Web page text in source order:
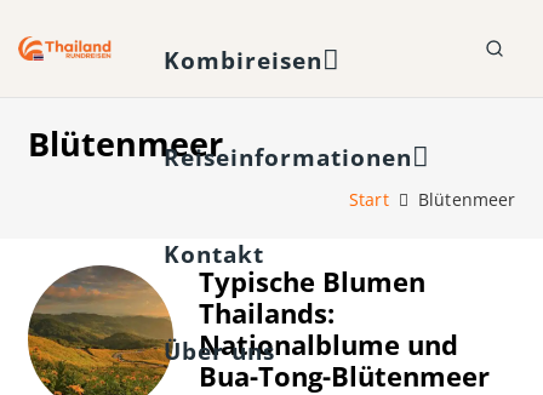
Kombireisen
Reiseinformationen
Kontakt
Über uns
Blütenmeer
Start Blütenmeer
Typische Blumen
Thailands:
Nationalblume und
Bua-Tong-Blütenmeer